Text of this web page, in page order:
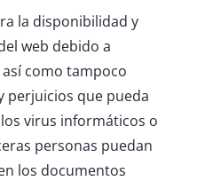
la disponibilidad y
web debido a
como tampoco
perjuicios que pueda
virus informáticos o
personas puedan
los documentos